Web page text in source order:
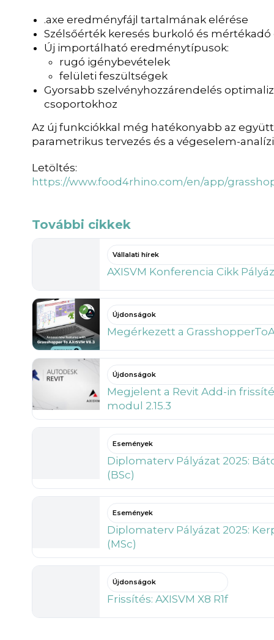
.axe eredményfájl tartalmának elérése
Szélsőérték keresés burkoló és
Új importálható eredménytípusok:
rugó igénybevételek
felületi feszültségek
Gyorsabb szelvényhozzárendelés
csoportokhoz
Az új funkciókkal még hatékonyabb az
parametrikus tervezés és a végeselem-
Letöltés:
https://www.food4rhino.com/en/app/
További cikkek
Vállalati hírek
AXISVM Konferencia Cikk
Újdonságok
Megérkezett a
Újdonságok
Megjelent a Revit Add-in
modul 2.15.3
Események
Diplomaterv Pályázat 2025:
(BSc)
Események
Diplomaterv Pályázat 2025:
(MSc)
Újdonságok
Frissítés: AXISVM X8 R1f